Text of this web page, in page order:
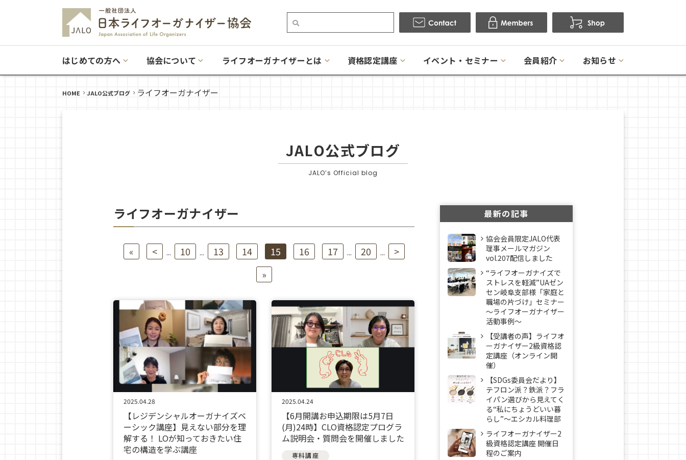
はじめての方へ 協会について ライフオーガナイザーとは 資格認定講座 イベント・セミナー 会員紹介 お知らせ
HOME JALO公式ブログ ライフオーガナイザー
JALO公式ブログ
JALO’s Official blog
ライフオーガナイザー
« < ... 10 ... 13 14 15 16 17 ... 20 ...
>
»
2025.04.28
【レジデンシャルオーガナイズベ
ーシック講座】見えない部分を理
解する！ LOが知っておきたい住
宅の構造を学ぶ講座
2025.04.24
【6月開講お申込期限は5月7日
(月)24時】CLO資格認定プログラ
ム説明会・質問会を開催しました
専科講座
最新の記事
協会会員限定JALO代表
理事メールマガジン
vol.207配信しました
“ライフオーガナイズで
ストレスを軽減”UAゼン
セン岐阜支部様「家庭と
職場の片づけ」セミナー
～ライフオーガナイザー
活動事例〜
【受講者の声】ライフオ
ーガナイザー2級資格認
定講座（オンライン開
催）
【SDGs委員会だより】
テフロン派？鉄派？フラ
イパン選びから見えてく
る“私にちょうどいい暮
らし”～エシカル料理部
ライフオーガナイザー2
級資格認定講座 開催日
程のご案内